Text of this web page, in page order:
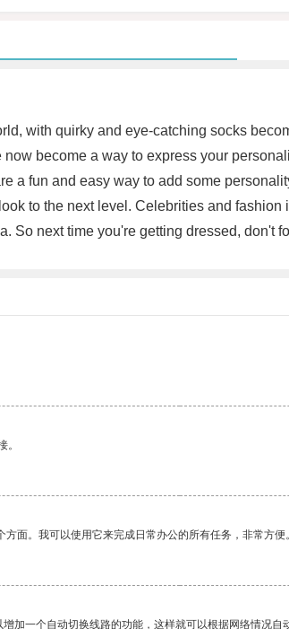
with quirky and eye-catching socks
become a way to express your
a fun and easy way to add some
to the next level. Celebrities and
So next time you're getting dressed,
。
面。我可以使用它来完成日常办公的所有任务，非常方便。
加一个自动切换线路的功能，这样就可以根据网络情况自